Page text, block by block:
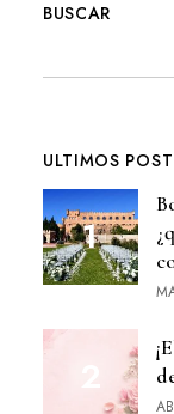
BUSCAR
ULTIMOS POST